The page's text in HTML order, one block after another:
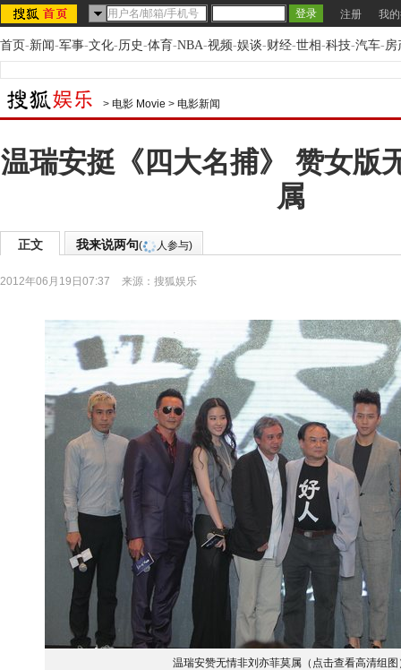
注册 我
首页-新闻-军事-文化-历史-体育-NBA-视频-娱谈-财经-世相-科技-汽车-房
> 电影 Movie > 电影新闻
温瑞安挺《四大名捕》 赞女版
属
正文 我来说两句( 人参与)
2012年06月19日07:37 来源： 搜狐娱乐
温瑞安赞无情非刘亦菲莫属（点击查看高清组图